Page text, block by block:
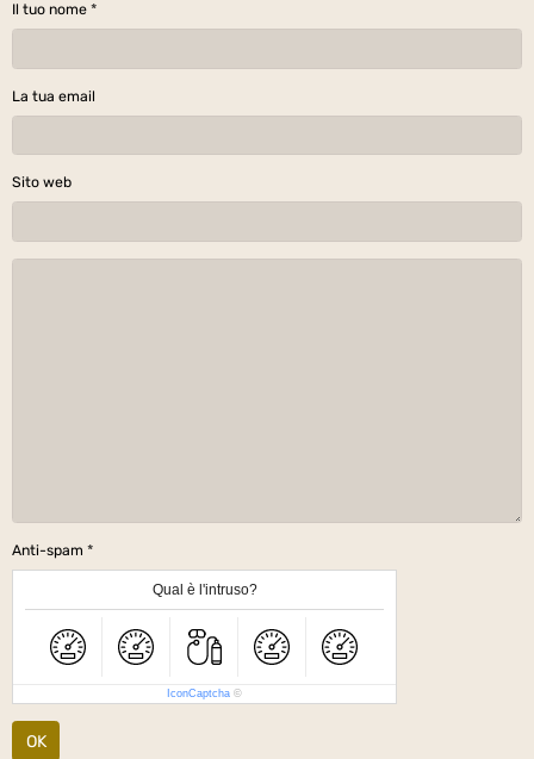
Il tuo nome
La tua email
Sito web
Anti-spam
Qual è l'intruso?
IconCaptcha ©
OK